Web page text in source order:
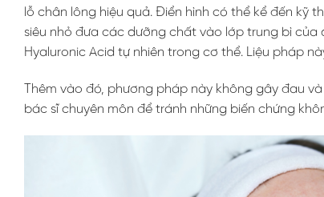
lỗ chân lông hiệu quả. Điển hình có thể kể đến kỹ
siêu nhỏ đưa các dưỡng chất vào lớp trung bì của
Hyaluronic Acid tự nhiên trong cơ thể. Liệu pháp
Thêm vào đó, phương pháp này không gây đau
bác sĩ chuyên môn để tránh những biến chứng